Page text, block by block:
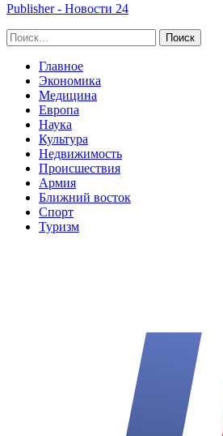
Publisher - Новости 24
Главное
Экономика
Медицина
Европа
Наука
Культура
Недвижимость
Происшествия
Армия
Ближний восток
Спорт
Туризм